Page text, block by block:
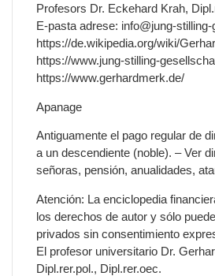
Profesors Dr. Eckehard Krah,
E-pasta adrese: info@jung-
https://de.wikipedia.org/wiki/
https://www.jung-stilling-
https://www.gerhardmerk.de/
Apanage
Antiguamente el pago regular de
a un descendiente (noble). – Ver
señoras, pensión, anualidades,
Atención: La enciclopedia
los derechos de autor y sólo
privados sin consentimiento
El profesor universitario Dr.
Dipl.rer.pol., Dipl.rer.oec.